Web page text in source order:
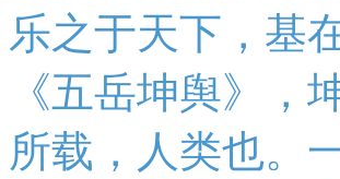
乐之于天下，基
《五岳坤舆》，
所载，人类也。